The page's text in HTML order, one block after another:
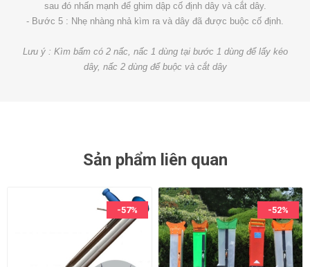
sau đó nhấn mạnh để ghim dập cố định dây và cắt dây.
- Bước 5 : Nhẹ nhàng nhả kìm ra và dây đã được buộc cố định.
Lưu ý : Kìm bấm có 2 nấc, nấc 1 dùng tại bước 1 dùng để lấy kéo
dây, nấc 2 dùng để buộc và cắt dây
Sản phẩm liên quan
-57% -52%